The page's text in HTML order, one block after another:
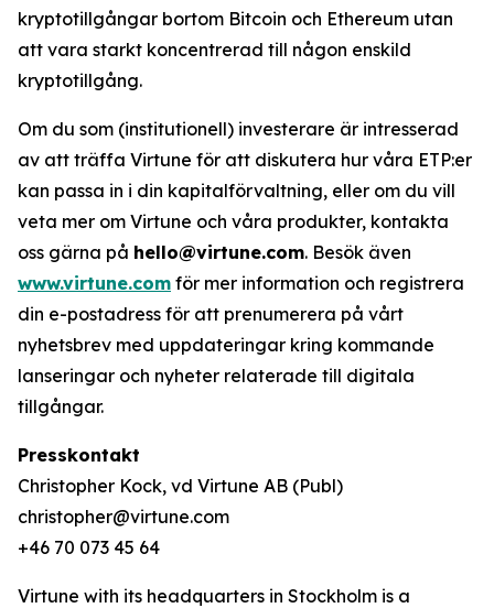
kryptotillgångar bortom Bitcoin och Ethereum utan
att vara starkt koncentrerad till någon enskild
kryptotillgång.
Om du som (institutionell) investerare är intresserad
av att träffa Virtune för att diskutera hur våra ETP:er
kan passa in i din kapitalförvaltning, eller om du vill
veta mer om Virtune och våra produkter, kontakta
oss gärna på hello@virtune.com. Besök även
www.virtune.com för mer information och registrera
din e-postadress för att prenumerera på vårt
nyhetsbrev med uppdateringar kring kommande
lanseringar och nyheter relaterade till digitala
tillgångar.
Presskontakt
Christopher Kock, vd Virtune AB (Publ)
christopher@virtune.com
+46 70 073 45 64
Virtune with its headquarters in Stockholm is a